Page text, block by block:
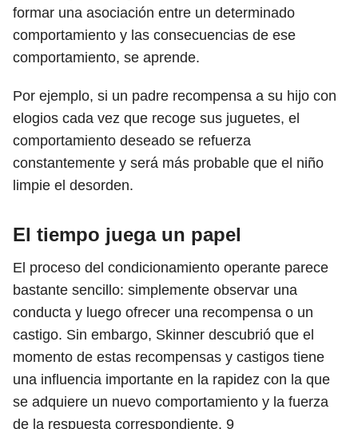
formar una asociación entre un determinado
comportamiento y las consecuencias de ese
comportamiento, se aprende.
Por ejemplo, si un padre recompensa a su hijo con
elogios cada vez que recoge sus juguetes, el
comportamiento deseado se refuerza
constantemente y será más probable que el niño
limpie el desorden.
El tiempo juega un papel
El proceso del condicionamiento operante parece
bastante sencillo: simplemente observar una
conducta y luego ofrecer una recompensa o un
castigo. Sin embargo, Skinner descubrió que el
momento de estas recompensas y castigos tiene
una influencia importante en la rapidez con la que
se adquiere un nuevo comportamiento y la fuerza
de la respuesta correspondiente. 9